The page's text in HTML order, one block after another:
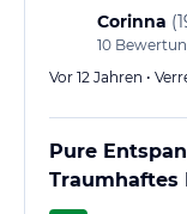
Corinna (
10
Vor 12 Jahren •
Pure
Traumhaftes